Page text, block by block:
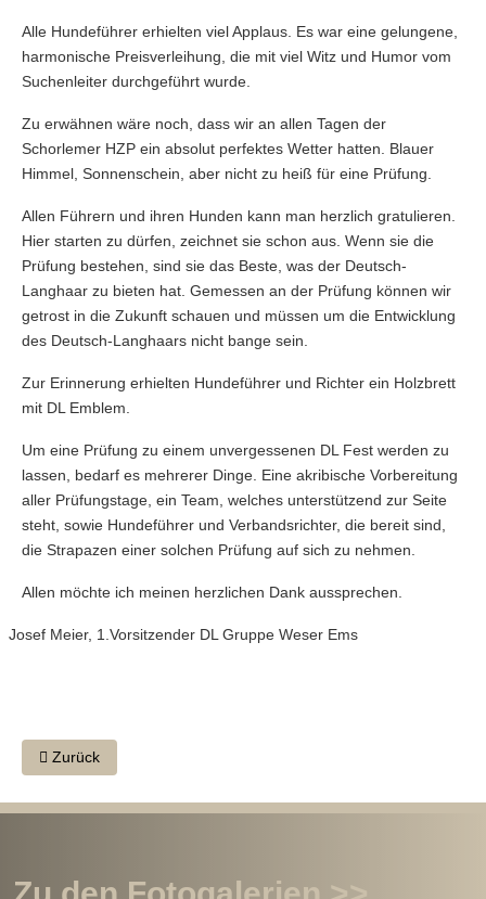
Alle Hundeführer erhielten viel Applaus. Es war eine gelungene,
harmonische Preisverleihung, die mit viel Witz und Humor vom
Suchenleiter durchgeführt wurde.
Zu erwähnen wäre noch, dass wir an allen Tagen der
Schorlemer HZP ein absolut perfektes Wetter hatten. Blauer
Himmel, Sonnenschein, aber nicht zu heiß für eine Prüfung.
Allen Führern und ihren Hunden kann man herzlich gratulieren.
Hier starten zu dürfen, zeichnet sie schon aus. Wenn sie die
Prüfung bestehen, sind sie das Beste, was der Deutsch-
Langhaar zu bieten hat. Gemessen an der Prüfung können wir
getrost in die Zukunft schauen und müssen um die Entwicklung
des Deutsch-Langhaars nicht bange sein.
Zur Erinnerung erhielten Hundeführer und Richter ein Holzbrett
mit DL Emblem.
Um eine Prüfung zu einem unvergessenen DL Fest werden zu
lassen, bedarf es mehrerer Dinge. Eine akribische Vorbereitung
aller Prüfungstage, ein Team, welches unterstützend zur Seite
steht, sowie Hundeführer und Verbandsrichter, die bereit sind,
die Strapazen einer solchen Prüfung auf sich zu nehmen.
Allen möchte ich meinen herzlichen Dank aussprechen.
Josef Meier, 1.Vorsitzender DL Gruppe Weser Ems
Vorheriger Beitrag: 50. Internationale VGP in Österreich
Zurück